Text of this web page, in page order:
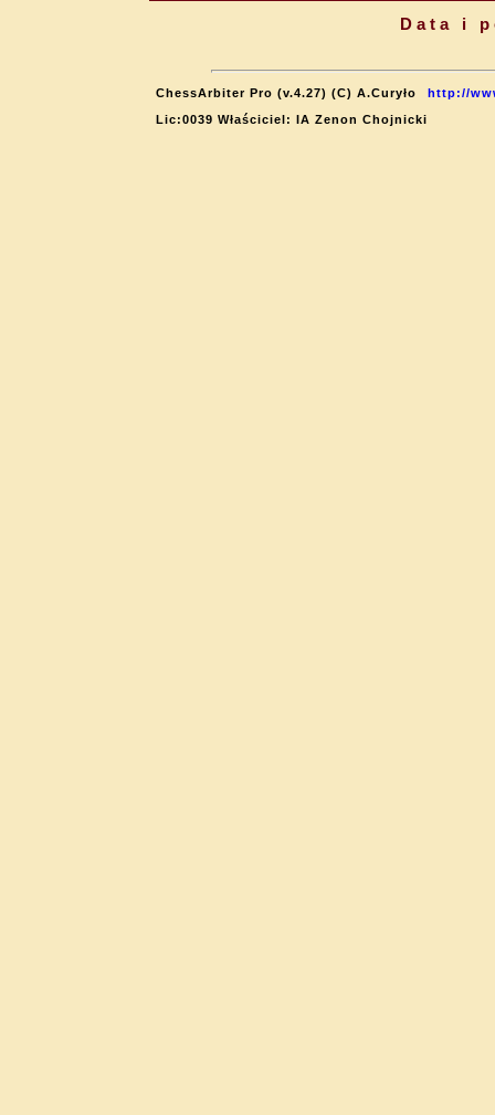
Data i
ChessArbiter Pro (v.4.27) (C) A.Curyło
http://
Lic:0039 Właściciel: IA Zenon Chojnicki